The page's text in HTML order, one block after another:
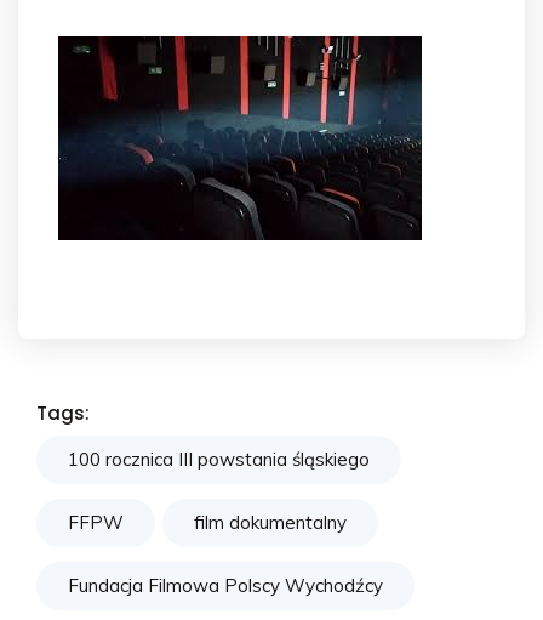
Tags:
100 rocznica III powstania śląskiego
FFPW film dokumentalny
Fundacja Filmowa Polscy Wychodźcy